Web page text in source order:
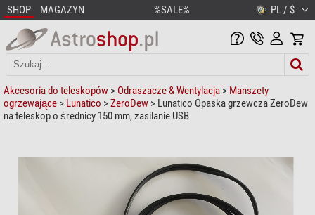
SHOP MAGAZYN %SALE% PL / $
Akcesoria do teleskopów > Odraszacze & Wentylacja > Manszety
ogrzewające > Lunatico >ZeroDew > Lunatico Opaska grzewcza ZeroDew
na teleskop o średnicy 150 mm, zasilanie USB